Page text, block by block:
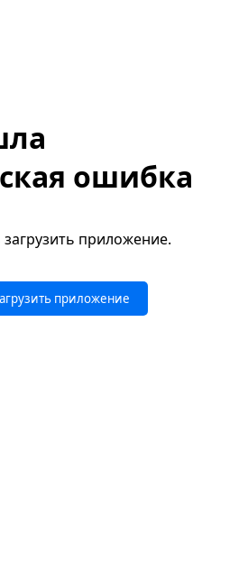
ошибка
приложение.
приложение